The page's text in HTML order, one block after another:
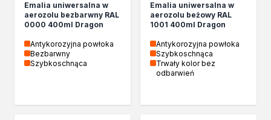
Emalia uniwersalna w
aerozolu bezbarwny RAL
0000 400ml Dragon
Antykorozyjna powłoka
Bezbarwny
Szybkoschnąca
Emalia uniwersalna w
aerozolu beżowy RAL
1001 400ml Dragon
Antykorozyjna powłoka
Szybkoschnąca
Trwały kolor bez
odbarwień